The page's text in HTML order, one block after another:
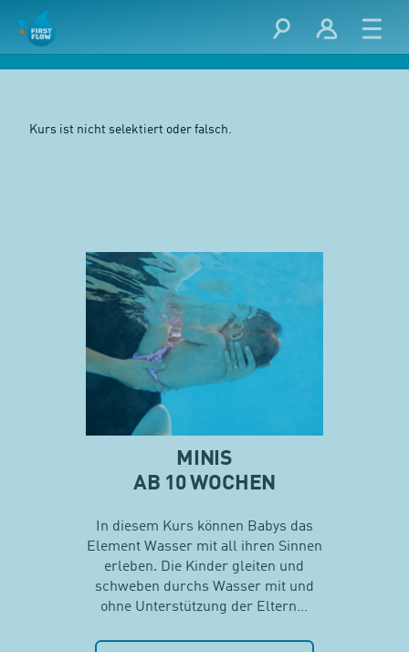
Kurs ist nicht selektiert oder falsch.
MINIS
AB 10 WOCHEN
In diesem Kurs können Babys das
Element Wasser mit all ihren Sinnen
erleben. Die Kinder gleiten und
schweben durchs Wasser mit und
ohne Unterstützung der Eltern…